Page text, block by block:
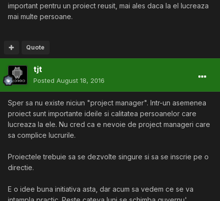
important pentru un proiect reusit, mai ales daca la el lucreaza
mai multe persoane.
Quote
tjt
Posted August 18, 2016
Sper sa nu existe niciun "project manager". Intr-un asemenea
proiect sunt importante ideile si calitatea persoanelor care
lucreaza la ele. Nu cred ca e nevoie de project manageri care
sa complice lucrurile.
Proiectele trebuie sa se dezvolte singure si sa se inscrie pe o
directie.
E o idee buna initiativa asta, dar acum sa vedem ce se va